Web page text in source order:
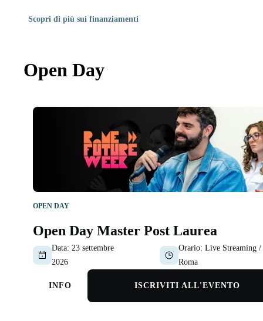
Scopri di più sui finanziamenti
Open Day
OPEN DAY
Open Day Master Post Laurea
Data: 23 settembre
2026
Orario: Live Streaming /
Roma
INFO ISCRIVITI ALL'EVENTO